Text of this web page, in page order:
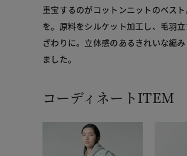
重宝するのがコットンニットのベス
を。原料をシルケット加工し、毛羽
ざわりに。立体感のあるきれいな編
ました。
コーディネートITEM